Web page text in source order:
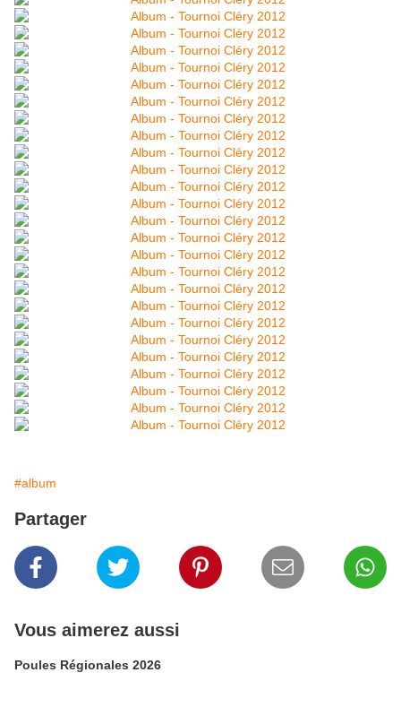
#album
Partager
Vous aimerez aussi
Poules Régionales 2026